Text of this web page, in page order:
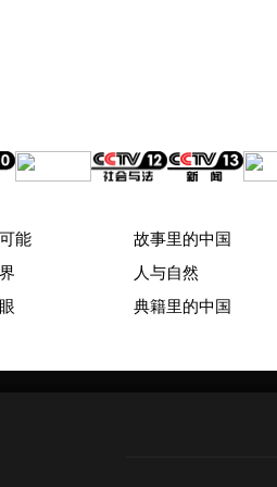
能
故事里的中国
人与自然
典籍里的中国